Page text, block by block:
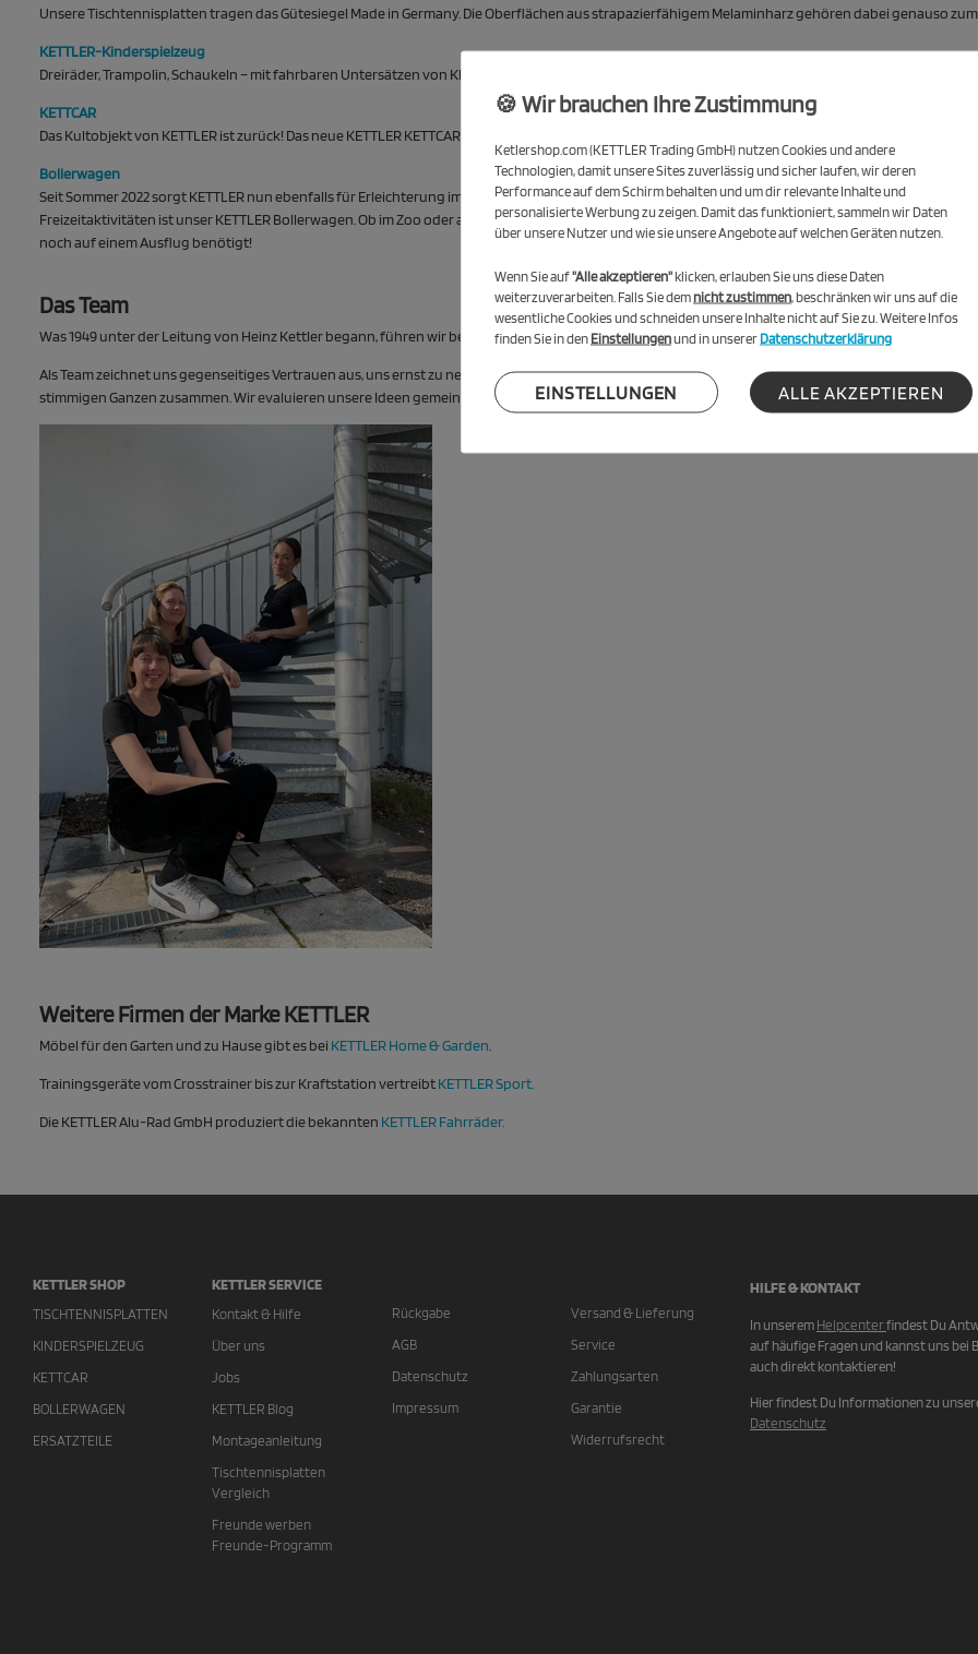
Unsere Tischtennisplatten tragen das Gütesiegel Made in Germany. Die Oberflächen aus strapazierfähigem Melaminharz gehören dabei genauso
KETTLER-Kinderspielzeug
Dreiräder, Trampolin, Schaukeln – mit fahrbaren Untersätzen von KETTLER sind Kinder flott unterwegs. Seit 2022 ergänzen weitere Produkte für den
KETTCAR
Das Kultobjekt von KETTLER ist zurück! Das neue KETTLER KETTCAR begeistert Groß und Klein. Modernes Design kombiniert mit Tradition & Innovation.
Bollerwagen
Seit Sommer 2022 sorgt KETTLER nun ebenfalls für Erleichterung im Alltag von Eltern. Der KETTLER Bollerwagen COMPACT glänzt mit schlichtem
Freizeitaktivitäten ist unser KETTLER Bollerwagen. Ob im Zoo oder auf dem Spielplatz- unser Allrounder passt sich unterschiedlichen Untergründen
noch auf einem Ausflug benötigt!
Das Team
Was 1949 unter der Leitung von Heinz Kettler begann, führen wir bei der KETTLER Trading GmbH als eingespieltes Team fort.
Als Team zeichnet uns gegenseitiges Vertrauen aus, uns ernst zu nehmen und einander zu unterstützen. Jede/r ist ganz Profi in ihrem Gebiet. Die
stimmigen Ganzen zusammen. Wir evaluieren unsere Ideen gemeinsam und einigen uns, wie wir sie am besten umsetzen. Wir arbeiten transparent
Weitere Firmen der Marke KETTLER
Möbel für den Garten und zu Hause gibt es bei KETTLER Home & Garden
Trainingsgeräte vom Crosstrainer bis zur Kraftstation vertreibtKETTLER Sport
Die KETTLER Alu-Rad GmbH produziert die bekannten KETTLER Fahrräder.
KETTLER SHOP
TISCHTENNISPLATTEN
KINDERSPIELZEUG
KETTCAR
BOLLERWAGEN
ERSATZTEILE
KETTLER SERVICE
Kontakt & Hilfe
Über uns
Jobs
KETTLER Blog
Montageanleitung
Tischtennisplatten
Vergleich
Freunde werben
Freunde-Programm
Rückgabe
AGB
Datenschutz
Impressum
Versand & Lieferung
Service
Zahlungsarten
Garantie
Widerrufsrecht
HILFE & KONTAKT
In unserem Helpcenter findest Du
auf häufige Fragen und kannst uns bei
auch direkt kontaktieren!
Hier findest Du Informationen zu
Datenschutz
🍪 Wir brauchen Ihre Zustimmung
Ketlershop.com (KETTLER Trading GmbH) nutzen Cookies und andere
Technologien, damit unsere Sites zuverlässig und sicher laufen, wir deren
Performance auf dem Schirm behalten und um dir relevante Inhalte und
personalisierte Werbung zu zeigen. Damit das funktioniert, sammeln wir Daten
über unsere Nutzer und wie sie unsere Angebote auf welchen Geräten nutzen.
Wenn Sie auf"Alle akzeptieren"klicken, erlauben Sie uns diese Daten
weiterzuverarbeiten. Falls Sie demnicht zustimmen , beschränken wir uns auf die
wesentliche Cookies und schneiden unsere Inhalte nicht auf Sie zu. Weitere Infos
finden Sie in denEinstellungenund in unsererDatenschutzerklärung
EINSTELLUNGEN ALLE AKZEPTIEREN